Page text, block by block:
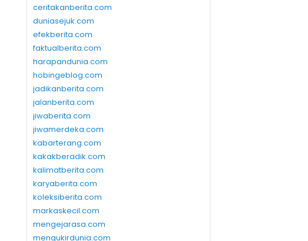
ceritakanberita.com
duniasejuk.com
efekberita.com
faktualberita.com
harapandunia.com
hobingeblog.com
jadikanberita.com
jalanberita.com
jiwaberita.com
jiwamerdeka.com
kabarterang.com
kakakberadik.com
kalimatberita.com
karyaberita.com
koleksiberita.com
markaskecil.com
mengejarasa.com
mengukirdunia.com